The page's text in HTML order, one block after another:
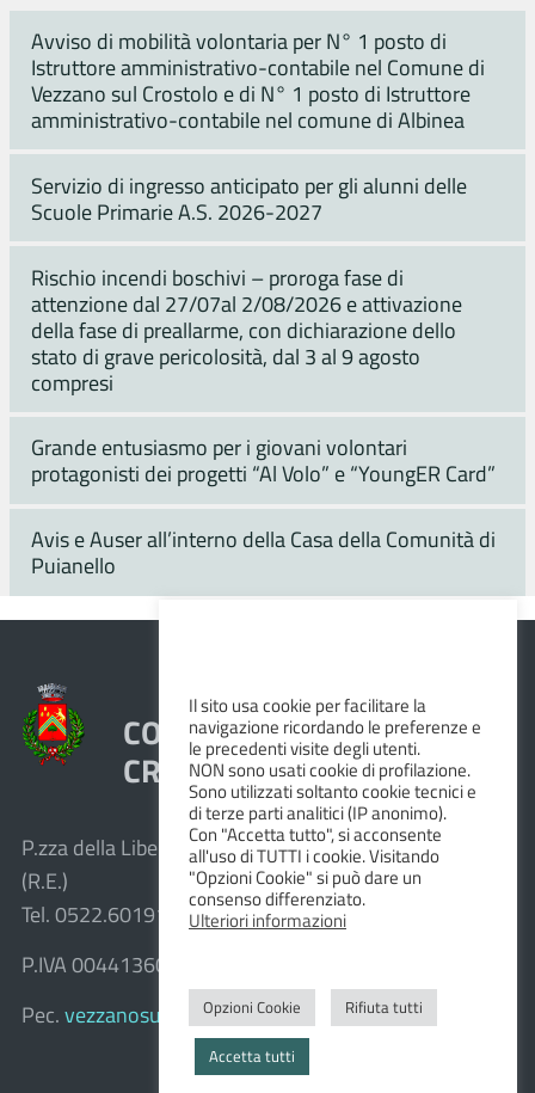
Avviso di mobilità volontaria per N° 1 posto di
Istruttore amministrativo-contabile nel Comune di
Vezzano sul Crostolo e di N° 1 posto di Istruttore
amministrativo-contabile nel comune di Albinea
Servizio di ingresso anticipato per gli alunni delle
Scuole Primarie A.S. 2026-2027
Rischio incendi boschivi – proroga fase di
attenzione dal 27/07al 2/08/2026 e attivazione
della fase di preallarme, con dichiarazione dello
stato di grave pericolosità, dal 3 al 9 agosto
compresi
Grande entusiasmo per i giovani volontari
protagonisti dei progetti “Al Volo” e “YoungER Card”
Avis e Auser all’interno della Casa della Comunità di
Puianello
COMUNE DI VEZZANO SUL
CROSTOLO
P.zza della Libertà, 1 – 42030 Vezzano sul Crostolo
(R.E.)
Tel. 0522.601911 – Fax 0522.601947
P.IVA 00441360351
Pec. vezzanosulcrostolo@cert.provincia.re.it
Il sito usa cookie per facilitare la
navigazione ricordando le preferenze e
le precedenti visite degli utenti.
NON sono usati cookie di profilazione.
Sono utilizzati soltanto cookie tecnici e
di terze parti analitici (IP anonimo).
Con "Accetta tutto", si acconsente
all'uso di TUTTI i cookie. Visitando
"Opzioni Cookie" si può dare un
consenso differenziato.
Ulteriori informazioni
Opzioni Cookie Rifiuta tutti
Accetta tutti